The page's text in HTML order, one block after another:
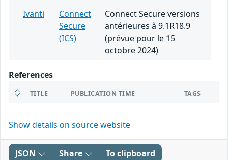
Ivanti
Connect
Secure
(ICS)
Connect Secure versions
antérieures à 9.1R18.9
(prévue pour le 15
octobre 2024)
References
TITLE PUBLICATION TIME TAGS
Show details on source website
JSON Share To clipboard